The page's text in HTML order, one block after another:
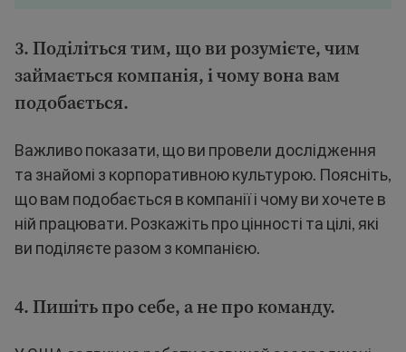
3. Поділіться тим, що ви розумієте, чим
займається компанія, і чому вона вам
подобається.
Важливо показати, що ви провели дослідження
та знайомі з корпоративною культурою. Поясніть,
що вам подобається в компанії і чому ви хочете в
ній працювати. Розкажіть про цінності та цілі, які
ви поділяєте разом з компанією.
4. Пишіть про себе, а не про команду.